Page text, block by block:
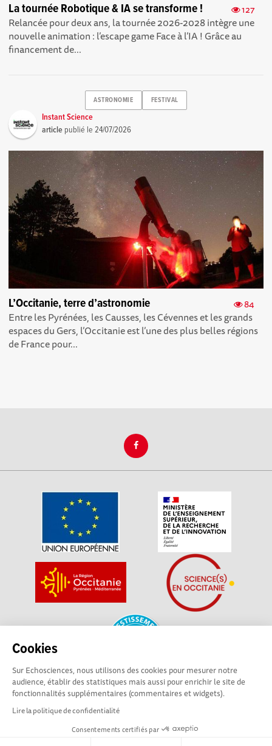
Cookies
Sur Echosciences, nous utilisons des cookies pour mesurer notre
audience, établir des statistiques mais aussi pour enrichir le site de
fonctionnalités supplémentaires (commentaires et widgets).
Lire la politique de confidentialité
Consentements certifiés par
127
La tournée Robotique & IA se transforme !
Relancée pour deux ans, la tournée 2026-2028 intègre une
nouvelle animation : l’escape game Face à l’IA ! Grâce au
financement de...
ASTRONOMIE FESTIVAL
Instant Science
article publié le24/07/2026
84
L’Occitanie, terre d’astronomie
Entre les Pyrénées, les Causses, les Cévennes et les grands
espaces du Gers, l’Occitanie est l’une des plus belles régions
de France pour...
La plateforme Science(s) en Occitanie est le média social des
amateurs de sciences et de technologies du territoire. Elle
est propulsée par Instant Science, avec la participation et le